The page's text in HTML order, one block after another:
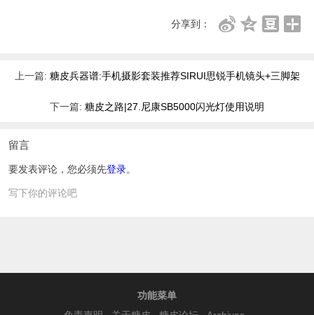
分享到：
上一篇: 糖皮兵器谱:手机摄影套装推荐SIRUI思锐手机镜头+三脚架
下一篇: 糖皮之路|27.尼康SB5000闪光灯使用说明
留言
要发表评论，您必须先登录。
写下你的评论吧
功能菜单